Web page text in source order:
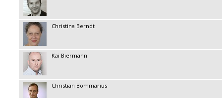
Christina Berndt
Kai Biermann
Christian Bommarius